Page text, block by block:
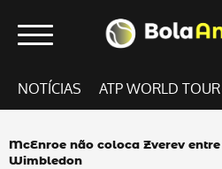
NOTÍCIAS ATP WORLD TOUR
McEnroe não coloca Zverev
Wimbledon